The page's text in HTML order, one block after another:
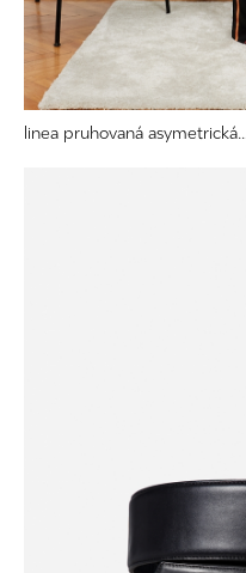
linea pruhovaná asymetrická...